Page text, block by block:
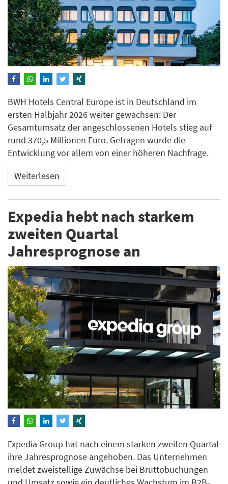
BWH Hotels Central Europe ist in Deutschland im
ersten Halbjahr 2026 weiter gewachsen: Der
Gesamtumsatz der angeschlossenen Hotels stieg auf
rund 370,5 Millionen Euro. Getragen wurde die
Entwicklung vor allem von einer höheren Nachfrage.
Weiterlesen
Expedia hebt nach starkem
zweiten Quartal
Jahresprognose an
Expedia Group hat nach einem starken zweiten Quartal
ihre Jahresprognose angehoben. Das Unternehmen
meldet zweistellige Zuwächse bei Bruttobuchungen